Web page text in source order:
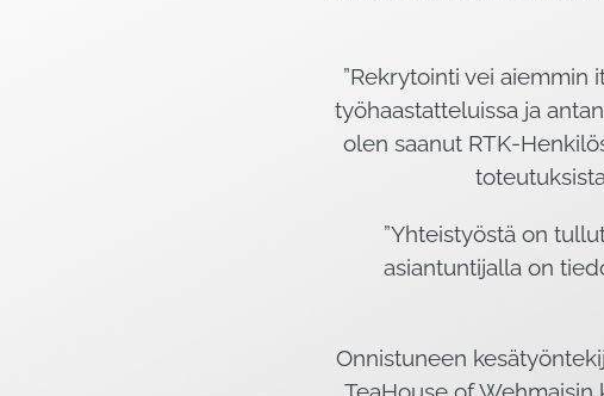
”Rekrytointi vei aiemmin
työhaastatteluissa ja
olen saanut RTK-
”Yhteistyöstä on
asiantuntijalla on
Onnistuneen